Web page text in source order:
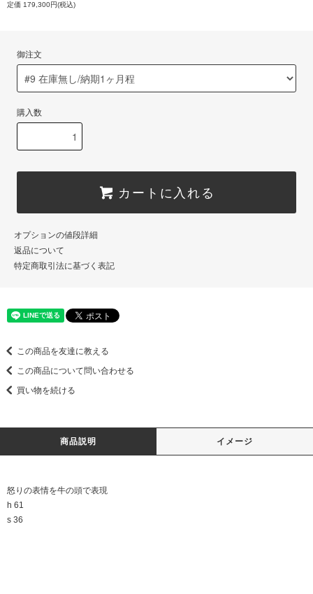
定価 179,300円(税込)
御注文
購入数
カートに入れる
オプションの値段詳細
返品について
特定商取引法に基づく表記
この商品を友達に教える
この商品について問い合わせる
買い物を続ける
商品説明 イメージ
怒りの表情を牛の頭で表現
h 61
s 36